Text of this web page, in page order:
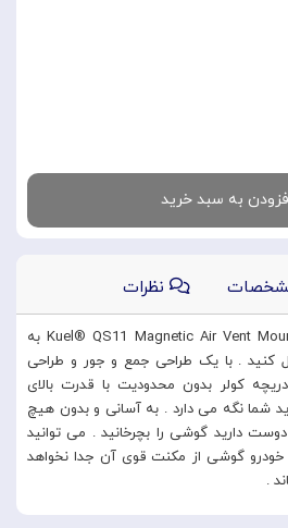
به سبد خرید
نظرات
به راحتی گوشی خود را با Kuel® QS11 Magnetic Air Vent Mount به
کنید . با یک طراحی جمع و جور و طراحی
کولر بدون محدودیت با قدرت بالای
شما نگه می دارد . به آسانی و بدون هیچ
دارید گوشی را بچرخانید . می توانید
خودرو گوشی از مکنت قوی آن جدا نخواهد
.